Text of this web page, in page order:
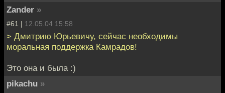
Zander »
#61 | 12.05.04 15:58
> Дмитрию Юрьевичу, сейчас необходимы
моральная поддержка Камрадов!
Это она и была :)
pikachu »